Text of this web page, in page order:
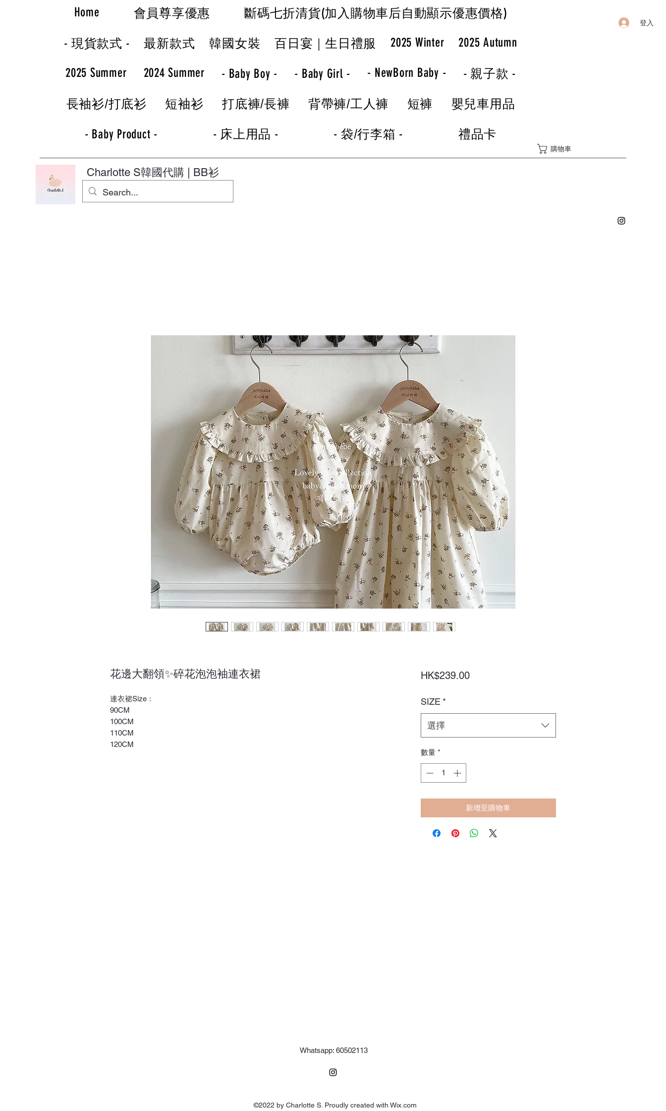
登入
Home 會員尊享優惠 斷碼七折清貨(加入購物車后自動顯示優惠價格)
- 現貨款式 - 最新款式 韓國女裝 百日宴｜生日禮服 2025 Winter 2025 Autumn
2025 Summer 2024 Summer - Baby Boy - - Baby Girl - - NewBorn Baby - - 親子款 -
長袖衫/打底衫 短袖衫 打底褲/長褲 背帶褲/工人褲 短褲 嬰兒車用品
- Baby Product - - 床上用品 - - 袋/行李箱 - 禮品卡
購物車
Charlotte S韓國代購 | BB衫
花邊大翻領✨碎花泡泡袖連衣裙
連衣裙Size：
90CM
100CM
110CM
120CM
HK$239.00價
SIZE *
選擇
數量 *
新增至購物車
Whatsapp: 60502113
©2022 by Charlotte S. Proudly created with Wix.com